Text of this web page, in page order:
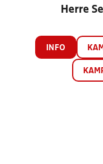
Herre
INFO